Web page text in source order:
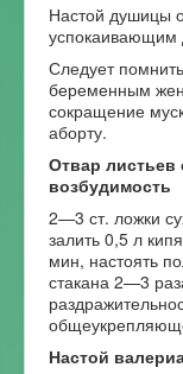
Настой душицы
успокаивающим
Следует
беременным
сокращение
аборту.
Отвар
возбудимость
2—3 ст. ложки
залить 0,5 л
мин, настоять
стакана 2—3
Настой